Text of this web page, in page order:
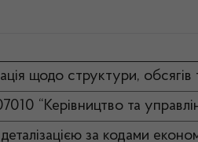
щодо структури,
“Керівництво та
за кодами